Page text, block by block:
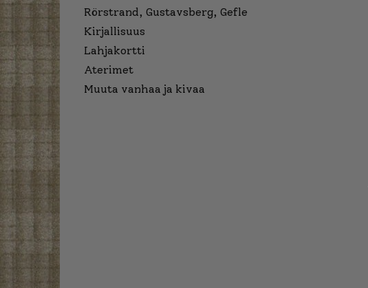
Rörstrand, Gustavsberg, Gefle
Kirjallisuus
Lahjakortti
Aterimet
Muuta vanhaa ja kivaa